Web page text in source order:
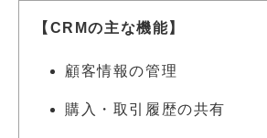
【CRMの主な機能】
顧客情報の管理
購入・取引履歴の共有